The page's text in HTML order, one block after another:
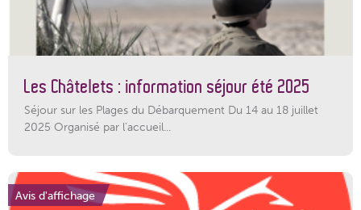
Les Châtelets : information séjour été 2025
Séjour sur les Plages du Débarquement Du 14 au 18 juillet
2025 Organisé par l’accueil...
Avis d'affichage